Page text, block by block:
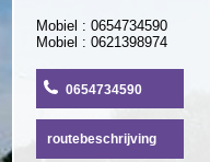
Mobiel : 0654734590
Mobiel : 0621398974
0654734590
routebeschrijving